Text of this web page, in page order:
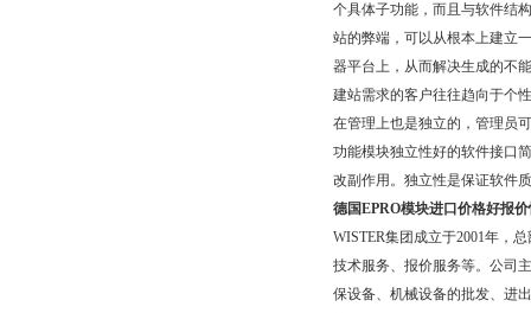
个具体子功能，而且与软件结
站的弊端，可以从根本上建立
器平台上，从而解决生成的不
建站需求的客户往往趋向于个
在管理上也是独立的，管理员
功能模块独立性好的软件接口
改副作用。独立性是保证软件
德国EPRO模块进口价格好报价
WISTER集团成立于2001年，
技术服务、报价服务等。公司
保设备、机械设备的批发、进